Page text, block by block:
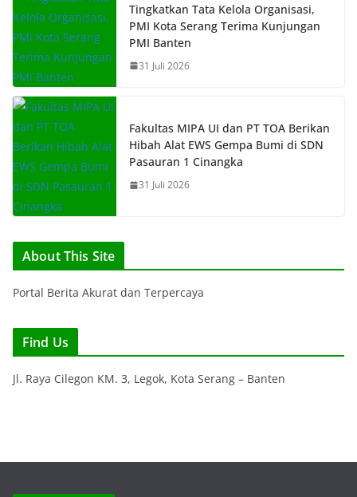
Tingkatkan Tata Kelola Organisasi,
PMI Kota Serang Terima Kunjungan
PMI Banten
31 Juli 2026
Fakultas MIPA UI dan PT TOA Berikan
Hibah Alat EWS Gempa Bumi di SDN
Pasauran 1 Cinangka
31 Juli 2026
About This Site
Portal Berita Akurat dan Terpercaya
Find Us
Jl. Raya Cilegon KM. 3, Legok, Kota Serang – Banten